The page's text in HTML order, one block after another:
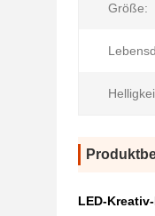
Größe:
LED-